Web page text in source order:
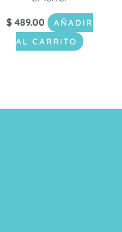
$ 489.00
AÑADIR
AL CARRITO